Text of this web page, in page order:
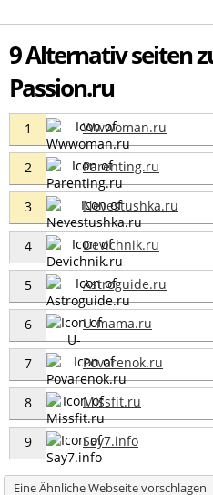
9 Alternativ seiten
Passion.ru
1 Wwwoman.ru
2 Parenting.ru
3 Nevestushka.ru
4 Devichnik.ru
5 Astroguide.ru
6 U-mama.ru
7 Povarenok.ru
8 Missfit.ru
9 Say7.info
Eine Ähnliche Webseite vorschlagen